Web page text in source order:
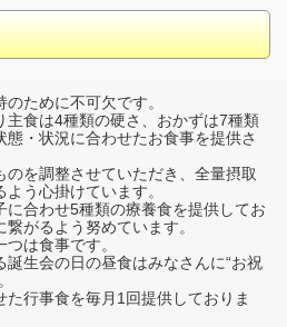
ために不可欠です。
主食は4種類の硬さ、おかずは7種類
・状況に合わせたお食事を提供さ
を調整させていただき、全量摂取
う心掛けています。
に合わせ5種類の療養食を提供してお
がるよう努めています。
は食事です。
生会の日の昼食はみなさんに“お祝
行事食を毎月1回提供しておりま